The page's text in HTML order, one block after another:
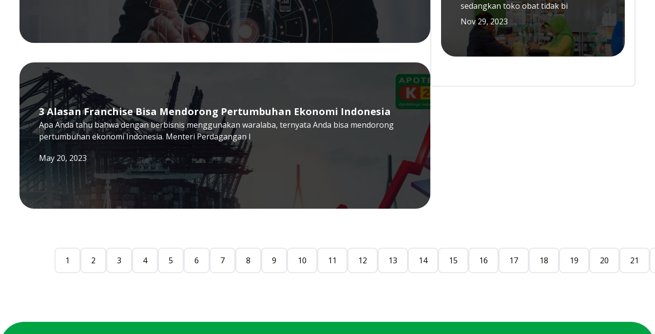
3 Alasan Franchise Bisa Mendorong Pertumbuhan Ekonomi Indonesia
Apa Anda tahu bahwa dengan berbisnis menggunakan waralaba, ternyata Anda bisa mendorong
pertumbuhan ekonomi Indonesia. Menteri Perdagangan I
May 20, 2023
sedangkan toko obat tidak bi
Nov 29, 2023
1 2 3 4 5 6 7 8 9 10 11 12 13 14 15 16 17 18 19 20 21